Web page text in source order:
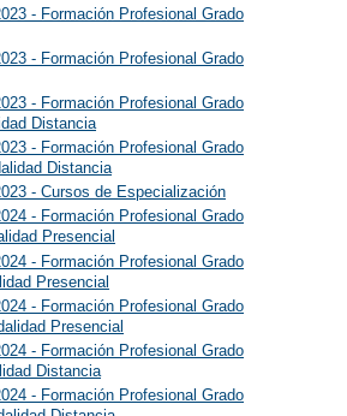
- Formación Profesional Grado
- Formación Profesional Grado
- Formación Profesional Grado
Distancia
- Formación Profesional Grado
Distancia
- Cursos de Especialización
- Formación Profesional Grado
Presencial
- Formación Profesional Grado
Presencial
- Formación Profesional Grado
Presencial
- Formación Profesional Grado
Distancia
- Formación Profesional Grado